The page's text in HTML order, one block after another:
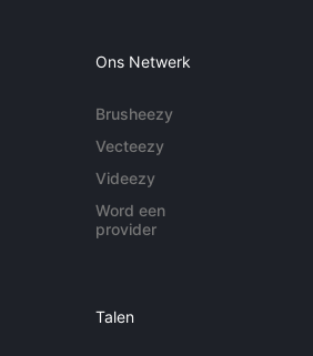
Ons Netwerk
Brusheezy
Vecteezy
Videezy
Word een
provider
Talen